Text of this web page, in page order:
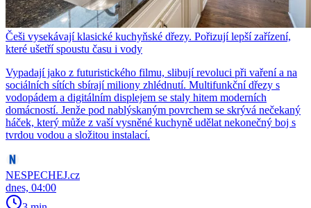
Češi vysekávají klasické kuchyňské dřezy. Pořizují lepší zařízení,
které ušetří spoustu času i vody
Vypadají jako z futuristického filmu, slibují revoluci při vaření a na
sociálních sítích sbírají miliony zhlédnutí. Multifunkční dřezy s
vodopádem a digitálním displejem se staly hitem moderních
domácností. Jenže pod nablýskaným povrchem se skrývá nečekaný
háček, který může z vaší vysněné kuchyně udělat nekonečný boj s
tvrdou vodou a složitou instalací.
NESPECHEJ.cz
dnes, 04:00